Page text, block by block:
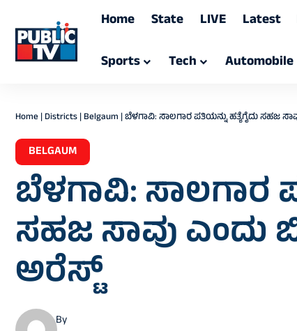
Home State LIVE Latest
Sports
Tech Automobile
Home |Districts|Belgaum |ಬೆಳಗಾವಿ: ಸಾಲಗಾರ ಪತಿಯನ್ನು ಹತ್ಯೆಗೈದು ಸಹಜ
BELGAUM
ಬೆಳಗಾವಿ: ಸಾಲಗಾರ
ಸಹಜ ಸಾವು ಎಂದು
ಅರೆಸ್ಟ್
By